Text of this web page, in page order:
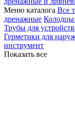
Меню каталога Все
дренажные Колодцы
Трубы для
Герметики для
инструмент
Показать все